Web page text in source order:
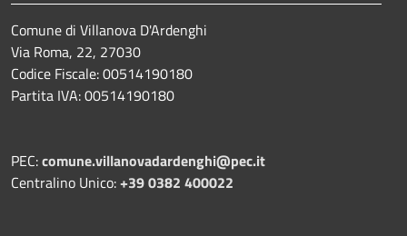
Comune di Villanova D'Ardenghi
Via Roma, 22, 27030
Codice Fiscale: 00514190180
Partita IVA: 00514190180
PEC:comune.villanovadardenghi@pec.it
Centralino Unico:+39 0382 400022